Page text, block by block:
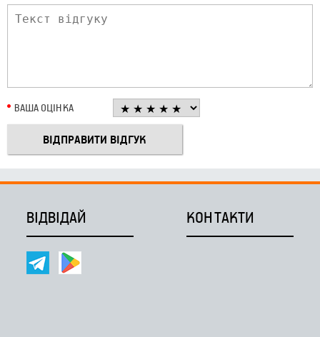
ВАША ОЦІНКА
ВІДВІДАЙ КОНТАКТИ